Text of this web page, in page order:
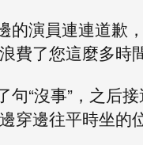
的演員連連道歉
費了您這麼多時
句“沒事”，之后
穿邊往平時坐的